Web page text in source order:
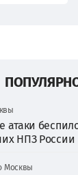
атаки
НПЗ России
Москвы